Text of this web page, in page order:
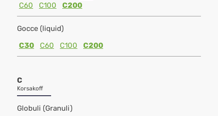
C60
C100 C200
Gocce (liquid)
C30
C60 C100 C200
C
Korsakoff
Globuli (Granuli)